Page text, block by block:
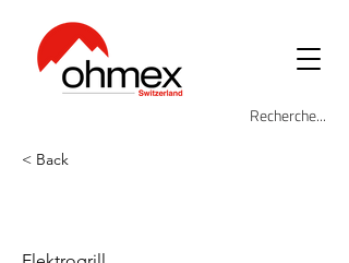
< Back